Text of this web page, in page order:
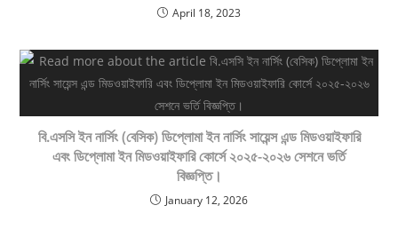
April 18, 2023
বি.এসসি ইন নার্সিং (বেসিক) ডিপ্লোমা ইন নার্সিং সায়েন্স এন্ড মিডওয়াইফারি
এবং ডিপ্লোমা ইন মিডওয়াইফারি কোর্সে ২০২৫-২০২৬ সেশনে ভর্তি
বিজ্ঞপ্তি।
January 12, 2026